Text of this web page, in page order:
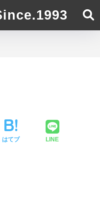
はてブ LINE